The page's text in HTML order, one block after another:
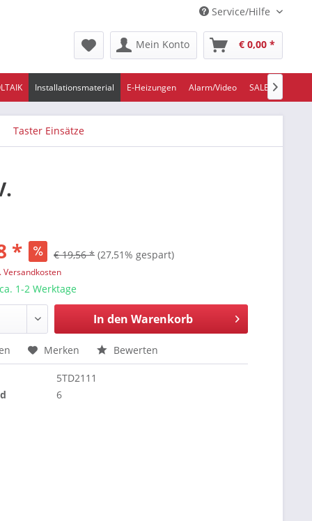
Service/Hilfe
Mein Konto € 0,00 *
Installationsmaterial E-Heizungen Alarm/Video SALE/ 
Taster Einsätze
* € 19,56 * (27,51% gespart)
Versandkosten
1-2 Werktage
In den Warenkorb
Merken Bewerten
5TD2111
6